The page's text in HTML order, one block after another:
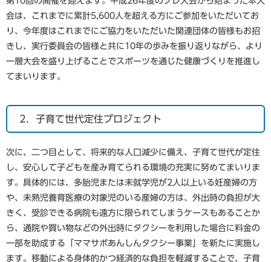
会は、これまでに累計5,600人を超える方にご参加をいただいてお
り、今年度はこれまでにご協力をいただいた関連団体の皆様もお招
きし、実行委員会の皆様と共に10年の歩みを振り返りながら、より
一層大会を盛り上げることでスポーツを通じた健康づくりを推進し
てまいります。
2．子育て世代定住プロジェクト
次に、二つ目として、将来的な人口減少に備え、子育て世代が定住
し、安心して子どもを産み育てられる環境の充実に努めてまいりま
す。具体的には、多胎児または未就学児が2人以上いる妊産婦の方
や、未熟児養育医療の対象児のいる産婦の方は、外出時の負担が大
きく、受診できる病院も遠方に限られてしまうケースもあることか
ら、通院や買い物などの外出時にタクシーを利用した場合に料金の
一部を助成する「ママサポあんしんタクシー事業」を新たに実施し
ます。移動による身体的かつ経済的な負担を軽減することで、子育